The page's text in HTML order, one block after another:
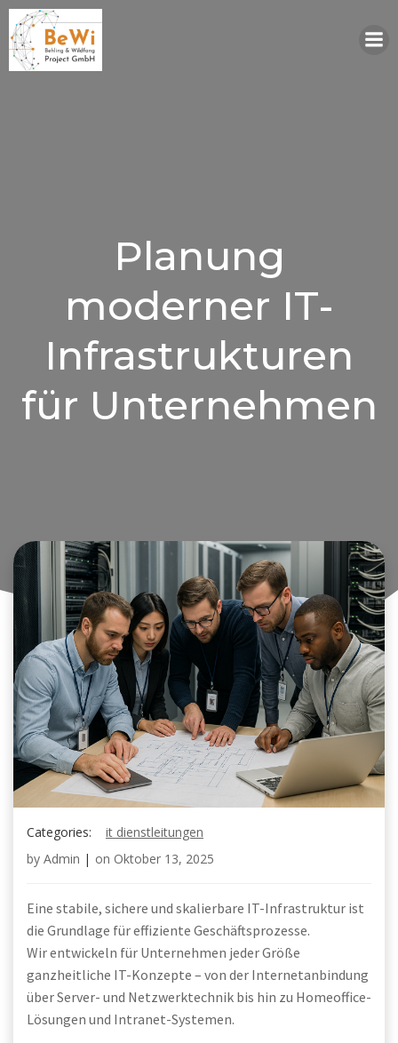
Planung
moderner IT-
Infrastrukturen
für Unternehmen
Categories:
it dienstleitungen
by Admin | on Oktober 13, 2025
Eine stabile, sichere und skalierbare IT-Infrastruktur ist
die Grundlage für effiziente Geschäftsprozesse.
Wir entwickeln für Unternehmen jeder Größe
ganzheitliche IT-Konzepte – von der Internetanbindung
über Server- und Netzwerktechnik bis hin zu Homeoffice-
Lösungen und Intranet-Systemen.